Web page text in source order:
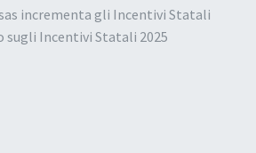
incrementa gli Incentivi Statali
sugli Incentivi Statali 2025